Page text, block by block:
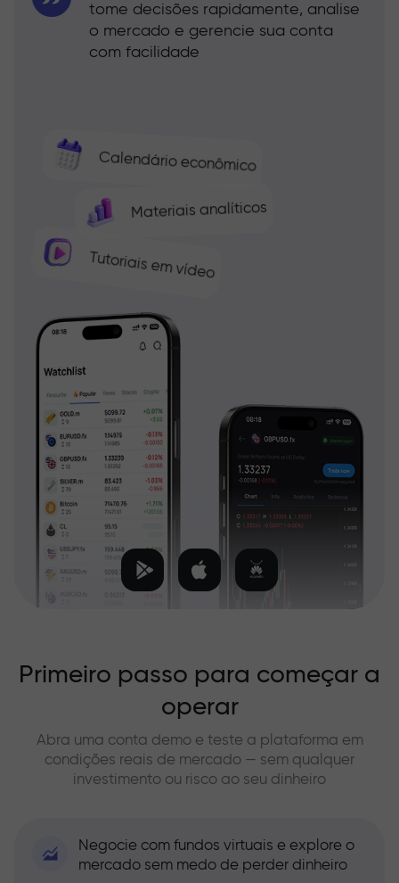
Calendário econômico
Materiais analíticos
Tutoriais em vídeo
tome decisões rapidamente, analise
o mercado e gerencie sua conta
com facilidade
Primeiro passo para começar a
operar
Abra uma conta demo e teste a plataforma em
condições reais de mercado — sem qualquer
investimento ou risco ao seu dinheiro
Negocie com fundos virtuais e explore o
mercado sem medo de perder dinheiro